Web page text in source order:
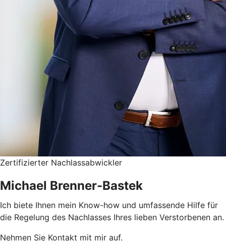
Zertifizierter Nachlassabwickler
Michael Brenner-Bastek
Ich biete Ihnen mein Know-how und umfassende Hilfe für
die Regelung des Nachlasses Ihres lieben Verstorbenen an.
Nehmen Sie Kontakt mit mir auf.